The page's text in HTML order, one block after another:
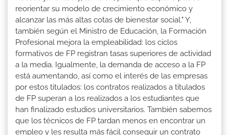
reorientar su modelo de crecimiento económico y
alcanzar las más altas cotas de bienestar social." Y,
también según el Ministro de Educación, la Formación
Profesional mejora la empleabilidad: los ciclos
formativos de FP registran tasas superiores de actividad
a la media. Igualmente, la demanda de acceso a la FP
está aumentando, así como el interés de las empresas
por estos titulados: los contratos realizados a titulados
de FP superan a los realizados a los estudiantes que
han finalizado estudios universitarios. También sabemos
que los técnicos de FP tardan menos en encontrar un
empleo y les resulta más fácil conseguir un contrato